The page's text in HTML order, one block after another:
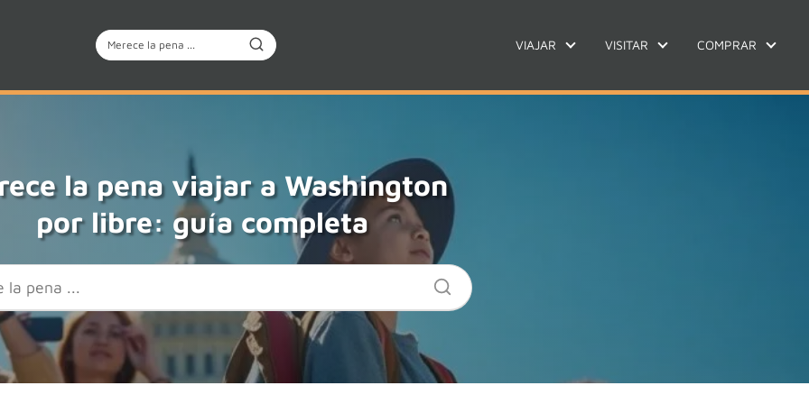
VIAJAR VISITAR COMPRAR
la pena viajar a Washington
por libre: guía completa